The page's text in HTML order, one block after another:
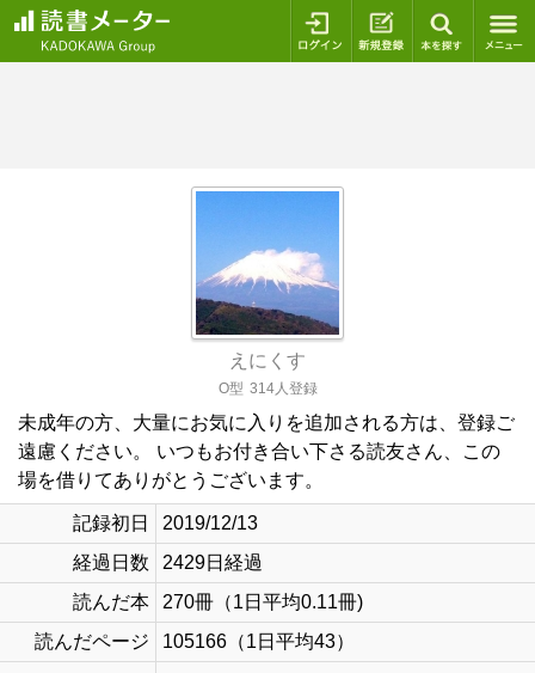
ログイン 新規登録
えにくす
O型 314人登録
未成年の方、大量にお気に入りを追加される方は、登録ご
遠慮ください。 いつもお付き合い下さる読友さん、この
場を借りてありがとうございます。
記録初日
2019/12/13
経過日数
2429日経過
読んだ本
270冊（1日平均0.11冊)
読んだページ
105166（1日平均43）